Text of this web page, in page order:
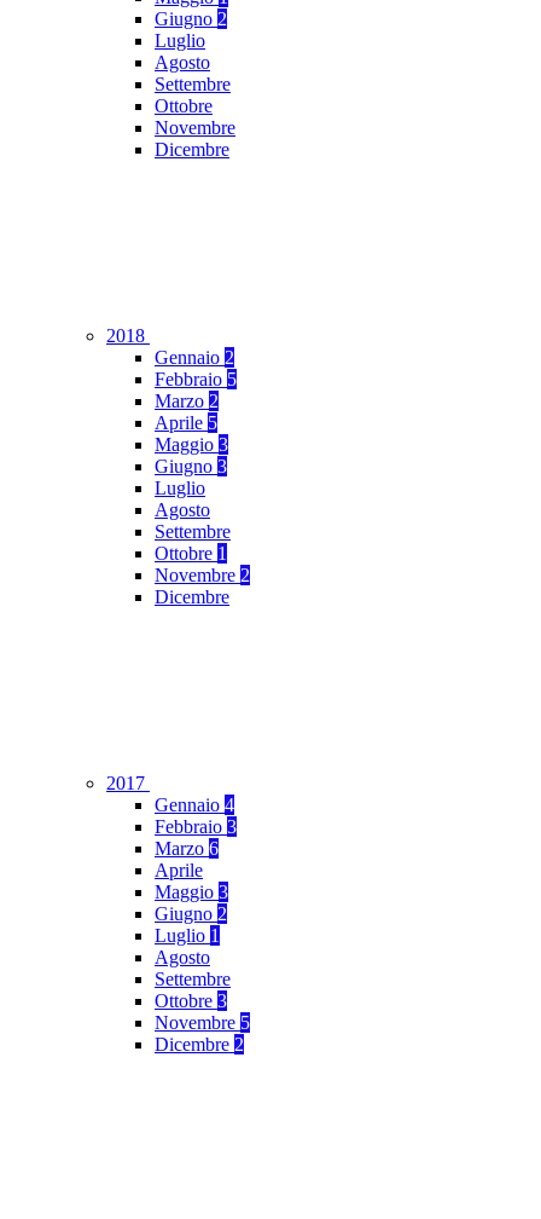
Giugno 2
Luglio
Agosto
Settembre
Ottobre
Novembre
Dicembre
2018
Gennaio 2
Febbraio 5
Marzo 2
Aprile 5
Maggio 3
Giugno 3
Luglio
Agosto
Settembre
Ottobre 1
Novembre 2
Dicembre
2017
Gennaio 4
Febbraio 3
Marzo 6
Aprile
Maggio 3
Giugno 2
Luglio 1
Agosto
Settembre
Ottobre 3
Novembre 5
Dicembre 2